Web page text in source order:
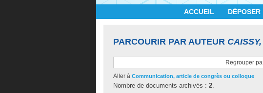
ACCUEIL DÉPOSER
PARCOURIR PAR AUTEUR
Regrouper
Aller à Communication, article de congrès ou colloque
Nombre de documents archivés : 2.